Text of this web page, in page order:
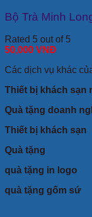
Bộ Trà Minh
Rated 5 out of 5
50,000 VNĐ
Các dịch vụ khác
Thiết bị khách sạn
Quà tặng doanh
Thiết bị khách sạn
Quà tặng
quà tặng in logo
quà tặng gốm sứ